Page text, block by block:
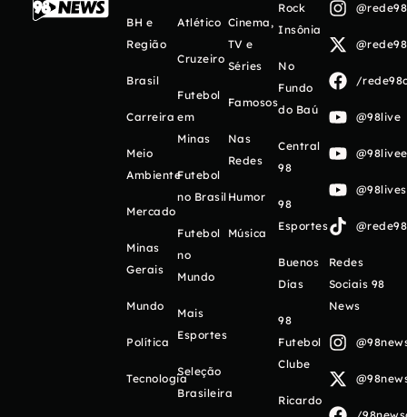
BH e
Região
Brasil
Carreira
Meio
Ambiente
Mercado
Minas
Gerais
Mundo
Política
Tecnologia
Atlético
Cruzeiro
Futebol
em
Minas
Futebol
no Brasil
Futebol
no
Mundo
Mais
Esportes
Seleção
Brasileira
Cinema,
TV e
Séries
Famosos
Nas
Redes
Humor
Música
Rock
Insônia
No
Fundo
do Baú
Central
98
98
Esportes
Buenos
Días
98
Futebol
Clube
Ricardo
/
@98live
Redes
Sociais 98
News